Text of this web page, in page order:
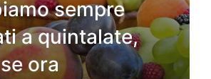
sempre
a quintalate,
ora